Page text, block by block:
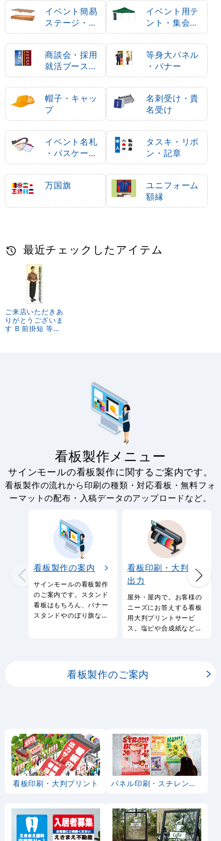
イベント簡易
ステージ・ポ
ータブルステ
ージ
イベント用テ
ント・集会用
テント
商談会・採用
就活ブース用
品
等身大パネル
・バナー
帽子・キャッ
プ
名刺受け・貴
名受け
イベント名札
・パスケース
・ネームホル
ダー
タスキ・リボ
ン・記章
万国旗
ユニフォーム
額縁
最近チェックしたアイテム
ご来店いただきあ
りがとうございま
す B 前掛短 等身
看板製作メニュー
サインモールの看板製作に関するご案内です。
看板製作の流れから印刷の種類・対応看板・無料フォ
ーマットの配布・入稿データのアップロードなど。
看板製作の案内
サインモールの看板製作
のご案内です。スタンド
看板はもちろん、バナー
スタンドやのぼり旗など
看板印刷・大判
出力
屋外・屋内で。お客様の
ニーズにお答えする看板
用大判プリントサービ
ス。塩ビや合成紙など看
看板製作のご案内
看板印刷・大判プリント パネル印刷・スチレンボード